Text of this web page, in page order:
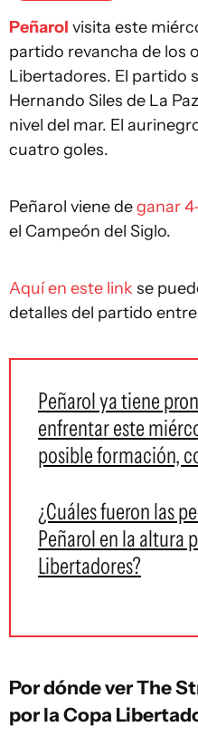
Peñarol visita este
partido revancha de los
Libertadores. El partido
Hernando Siles de La
nivel del mar. El
cuatro goles.
Peñarol viene deganar
el Campeón del Siglo.
Aquí en este link se
detalles del partido
Peñarol ya tiene
enfrentar este
posible formación,
¿Cuáles fueron las
Peñarol en la altura
Libertadores?
Por dónde ver The
por la Copa